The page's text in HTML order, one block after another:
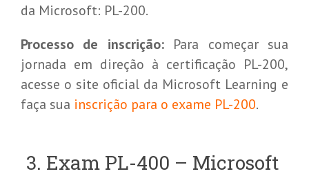
da Microsoft: PL-200.
Processo de inscrição:Para começar sua
jornada em direção à certificação PL-200,
acesse o site oficial da Microsoft Learning e
faça sua inscrição para o exame PL-200.
3. Exam PL-400 – Microsoft